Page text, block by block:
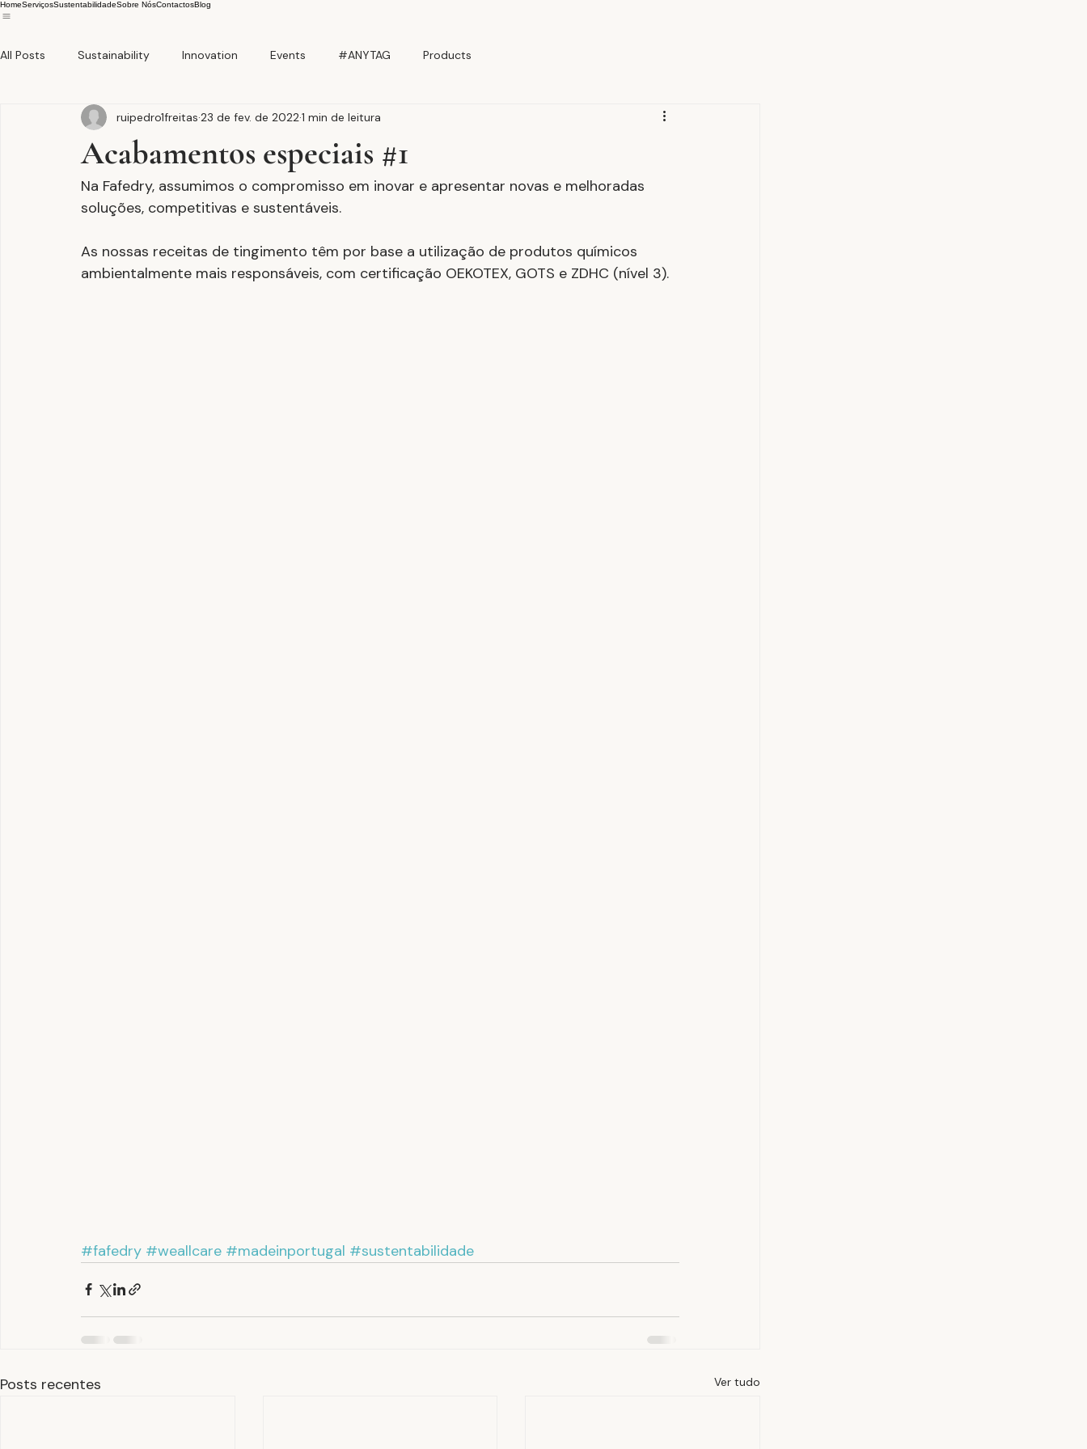
HomeServiçosSustentabilidadeSobre NósContactosBlog
All Posts Sustainability Innovation Events #ANYTAG Products
Acabamentos especiais #1
ruipedro1freitas 23 de fev. de 2022 1 min de leitura
Na Fafedry, assumimos o compromisso em inovar e apresentar novas e melhoradas
soluções, competitivas e sustentáveis.
As nossas receitas de tingimento têm por base a utilização de produtos químicos
ambientalmente mais responsáveis, com certificação OEKOTEX, GOTS e ZDHC (nível 3).
#fafedry #weallcare #madeinportugal #sustentabilidade
Posts recentes Ver tudo